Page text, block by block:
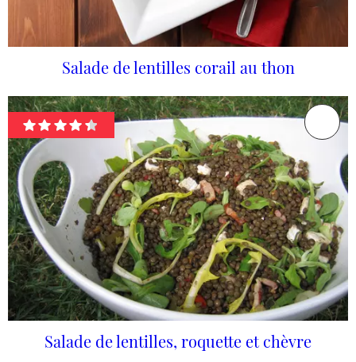
Salade de lentilles corail au thon
Salade de lentilles, roquette et chèvre